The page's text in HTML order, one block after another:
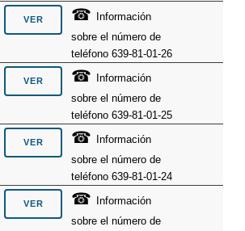
☎
Información
sobre el número de
teléfono 639-81-01-26
☎
Información
sobre el número de
teléfono 639-81-01-25
☎
Información
sobre el número de
teléfono 639-81-01-24
☎
Información
sobre el número de